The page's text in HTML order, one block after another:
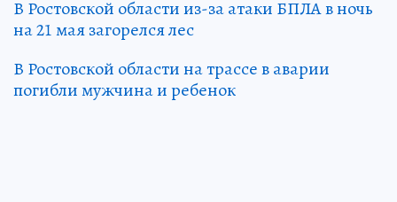
В Ростовской области из-за атаки БПЛА в ночь
на 21 мая загорелся лес
В Ростовской области на трассе в аварии
погибли мужчина и ребенок